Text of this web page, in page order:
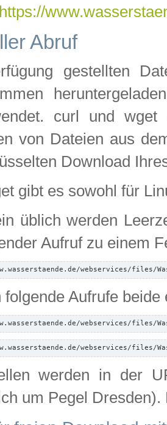
https://
Abruf
gestellten
curl und wget
von Dateien aus
Download
gibt es sowohl für
üblich werden
Aufruf zu einem
webservices/files/
folgende Aufrufe beide
webservices/files/
webservices/files/
werden in der
um Pegel